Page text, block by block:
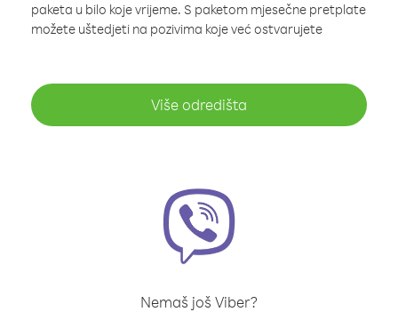
paketa u bilo koje vrijeme. S paketom mjesečne pretplate
možete uštedjeti na pozivima koje već ostvarujete
Više odredišta
Nemaš još Viber?